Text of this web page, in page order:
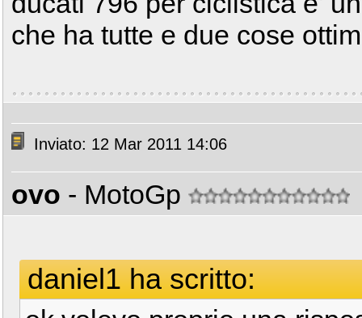
che ha tutte e due cose
Inviato: 12 Mar 2011 14:06
ovo - MotoGp
daniel1 ha scritto: